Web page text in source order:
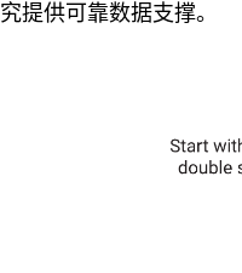
究提供可靠数据支撑。